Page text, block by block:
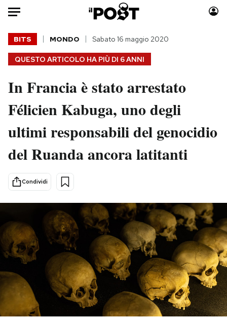
Auto
HOME
Italia
Politica
Tecnologia
Scienza
Cultura
Economia
Sport
Moda
Consumismi
Storie/Idee
Ok Boomer!
Media
Mondiali calcio 2026
PODCAST
NEWSLETTER
I MIEI PREFERITI
QUESTO ARTICOLO HA PIÙ DI 6 ANNI
BITS MONDO Sabato 16 maggio 2020
In Francia è stato arrestato
Félicien Kabuga, uno degli
ultimi responsabili del genocidio
del Ruanda ancora latitanti
Condividi